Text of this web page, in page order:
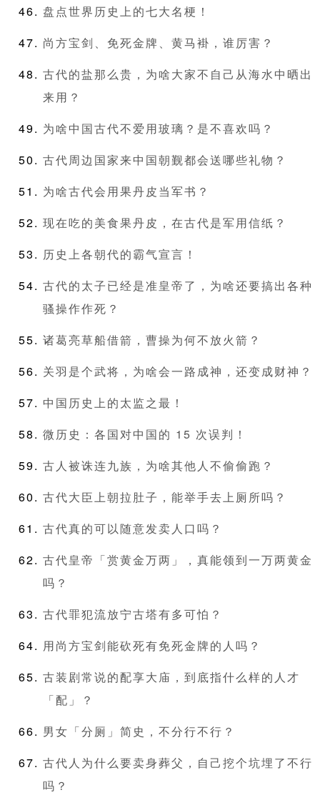
盘点世界历史上的七大名梗！
尚方宝剑、免死金牌、黄马褂，谁厉害？
古代的盐那么贵，为啥大家不自己从海水中晒出
来用？
为啥中国古代不爱用玻璃？是不喜欢吗？
古代周边国家来中国朝觐都会送哪些礼物？
为啥古代会用果丹皮当军书？
现在吃的美食果丹皮，在古代是军用信纸？
历史上各朝代的霸气宣言！
古代的太子已经是准皇帝了，为啥还要搞出各种
骚操作作死？
诸葛亮草船借箭，曹操为何不放火箭？
关羽是个武将，为啥会一路成神，还变成财神？
中国历史上的太监之最！
微历史：各国对中国的 15 次误判！
古人被诛连九族，为啥其他人不偷偷跑？
古代大臣上朝拉肚子，能举手去上厕所吗？
古代真的可以随意发卖人口吗？
古代皇帝「赏黄金万两」，真能领到一万两黄金
吗？
古代罪犯流放宁古塔有多可怕？
用尚方宝剑能砍死有免死金牌的人吗？
古装剧常说的配享大庙，到底指什么样的人才
「配」？
男女「分厕」简史，不分行不行？
古代人为什么要卖身葬父，自己挖个坑埋了不行
吗？